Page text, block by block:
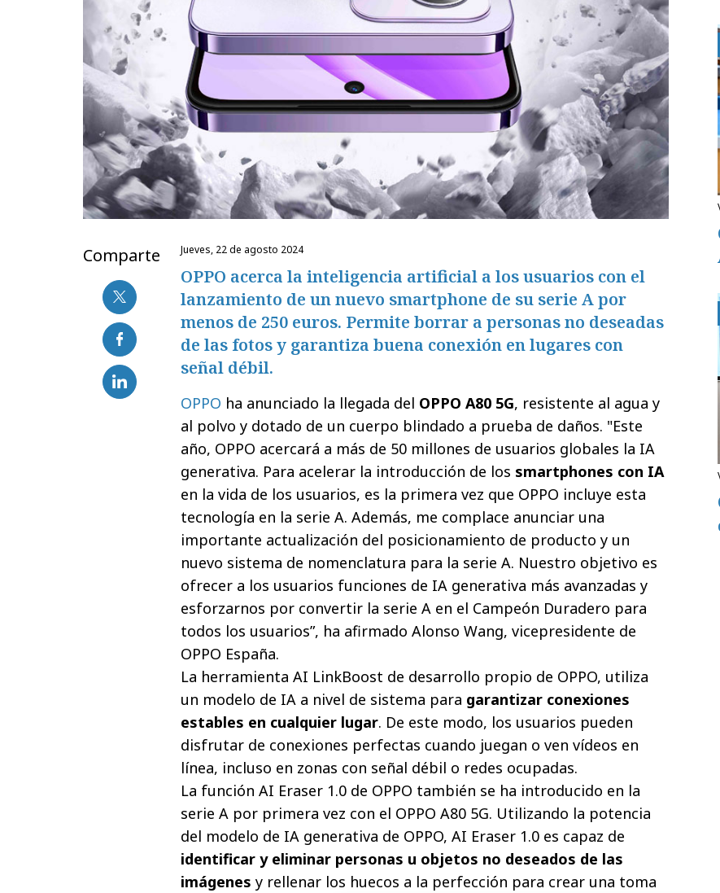
Comparte jueves, 22 de agosto 2024
OPPO acerca la inteligencia artificial a los usuarios con el
lanzamiento de un nuevo smartphone de su serie A por
menos de 250 euros. Permite borrar a personas no deseadas
de las fotos y garantiza buena conexión en lugares con
señal débil.
OPPO ha anunciado la llegada del OPPO A80 5G, resistente al agua y
al polvo y dotado de un cuerpo blindado a prueba de daños. "Este
año, OPPO acercará a más de 50 millones de usuarios globales la IA
generativa. Para acelerar la introducción de los smartphones con IA
en la vida de los usuarios, es la primera vez que OPPO incluye esta
tecnología en la serie A. Además, me complace anunciar una
importante actualización del posicionamiento de producto y un
nuevo sistema de nomenclatura para la serie A. Nuestro objetivo es
ofrecer a los usuarios funciones de IA generativa más avanzadas y
esforzarnos por convertir la serie A en el Campeón Duradero para
todos los usuarios”, ha afirmado Alonso Wang, vicepresidente de
OPPO España.
La herramienta AI LinkBoost de desarrollo propio de OPPO, utiliza
un modelo de IA a nivel de sistema para garantizar conexiones
estables en cualquier lugar. De este modo, los usuarios pueden
disfrutar de conexiones perfectas cuando juegan o ven vídeos en
línea, incluso en zonas con señal débil o redes ocupadas.
La función AI Eraser 1.0 de OPPO también se ha introducido en la
serie A por primera vez con el OPPO A80 5G. Utilizando la potencia
del modelo de IA generativa de OPPO, AI Eraser 1.0 es capaz de
identificar y eliminar personas u objetos no deseados de las
imágenes y rellenar los huecos a la perfección para crear una toma